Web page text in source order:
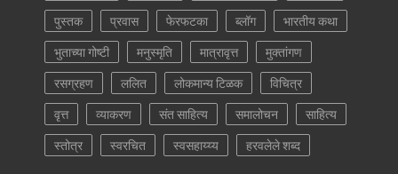
पुस्तक
प्रवास फेरफटका ब्लॉग
भारतीय कथा
भुताच्या गोष्टी
मनुस्मृति मात्रावृत्त
मुक्तांगण
रसग्रहण
ललित लोकमान्य टिळक
विचित्र
वृत्त
व्याकरण संत साहित्य समालोचन
साहित्य
स्तोत्र
स्वरचित स्वसहाय्य्य हरवलेले शब्द